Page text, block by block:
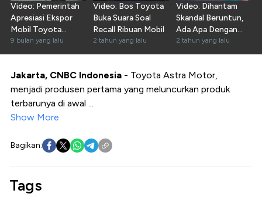
Video: Pemerintah
Apresiasi Ekspor
Mobil Toyota
Tembus 3 Juta Unit
9 bulan yang lalu
Video: Bos Toyota
Buka Suara Soal
Recall Ribuan Mobil
2 tahun yang lalu
Video: Dihantam
Skandal Beruntun,
Ada Apa Dengan
Toyota?
2 tahun yang lalu
Jakarta, CNBC Indonesia - Toyota Astra Motor,
menjadi produsen pertama yang meluncurkan produk
terbarunya di awal ...
Show More
Bagikan:
Tags